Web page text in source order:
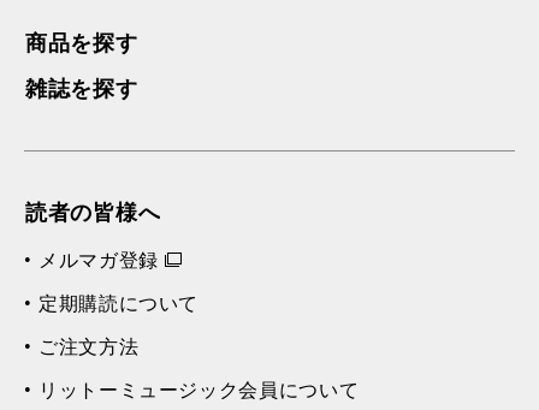
商品を探す
雑誌を探す
読者の皆様へ
メルマガ登録
定期購読について
ご注文方法
リットーミュージック会員について